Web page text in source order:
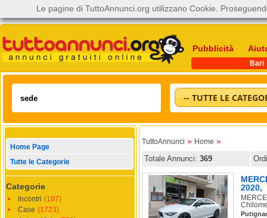
Pubblicità
Bari
-- TUTTE LE
Home Page
Tutte le Categorie
Categorie
Incontri (107)
Case (1723)
TuttoAnnunci » Home »
Totale Annunci: 369
2020,
Le pagine di TuttoAnnunci.org utilizzano Cookie.